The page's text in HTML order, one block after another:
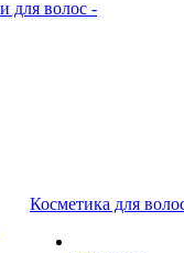
Косметика для